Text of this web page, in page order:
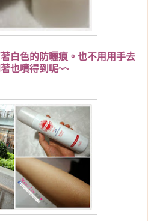
白色的防曬痕。也不用用手去
也噴得到呢~~